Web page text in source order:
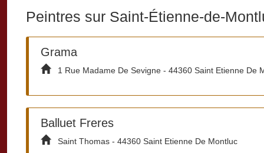
Peintres sur Saint-Étienne-de-
Grama
1 Rue Madame De Sevigne - 44360 Saint Etienne De
Balluet Freres
Saint Thomas - 44360 Saint Etienne De Montluc